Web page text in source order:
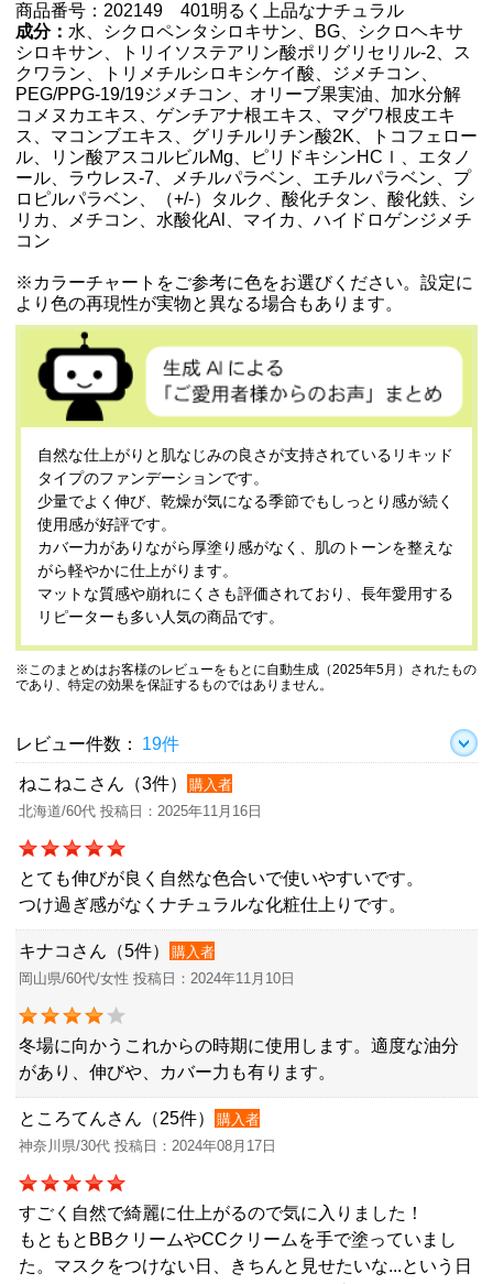
商品番号：202149 401明るく上品なナチュラル
成分： 水、シクロペンタシロキサン、BG、シクロヘキサ
シロキサン、トリイソステアリン酸ポリグリセリル-2、ス
クワラン、トリメチルシロキシケイ酸、ジメチコン、
PEG/PPG-19/19ジメチコン、オリーブ果実油、加水分解
コメヌカエキス、ゲンチアナ根エキス、マグワ根皮エキ
ス、マコンブエキス、グリチルリチン酸2K、トコフェロー
ル、リン酸アスコルビルMg、ピリドキシンHCｌ、エタノ
ール、ラウレス-7、メチルパラベン、エチルパラベン、プ
ロピルパラベン、（+/-）タルク、酸化チタン、酸化鉄、シ
リカ、メチコン、水酸化Al、マイカ、ハイドロゲンジメチ
コン
※カラーチャートをご参考に色をお選びください。設定に
より色の再現性が実物と異なる場合もあります。
自然な仕上がりと肌なじみの良さが支持されているリキッド
タイプのファンデーションです。
少量でよく伸び、乾燥が気になる季節でもしっとり感が続く
使用感が好評です。
カバー力がありながら厚塗り感がなく、肌のトーンを整えな
がら軽やかに仕上がります。
マットな質感や崩れにくさも評価されており、長年愛用する
リピーターも多い人気の商品です。
※このまとめはお客様のレビューをもとに自動生成（2025年5月）されたもの
であり、特定の効果を保証するものではありません。
レビュー件数： 19件
ねこねこさん（3件）
購入者
北海道/60代 投稿日：2025年11月16日
とても伸びが良く自然な色合いで使いやすいです。
つけ過ぎ感がなくナチュラルな化粧仕上りです。
キナコさん（5件）
購入者
岡山県/60代/女性 投稿日：2024年11月10日
冬場に向かうこれからの時期に使用します。適度な油分
があり、伸びや、カバー力も有ります。
ところてんさん（25件）
購入者
神奈川県/30代 投稿日：2024年08月17日
すごく自然で綺麗に仕上がるので気に入りました！
もともとBBクリームやCCクリームを手で塗っていまし
た。マスクをつけない日、きちんと見せたいな...という日